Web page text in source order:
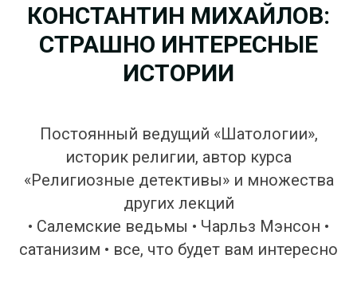
КОНСТАНТИН МИХАЙЛОВ:
СТРАШНО ИНТЕРЕСНЫЕ
ИСТОРИИ
Постоянный ведущий «Шатологии»,
историк религии, автор курса
«Религиозные детективы» и множества
других лекций
• Салемские ведьмы • Чарльз Мэнсон •
сатанизим • все, что будет вам интересно